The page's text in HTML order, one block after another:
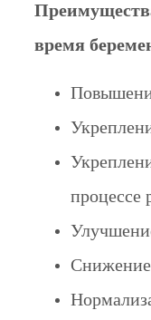
время
процессе